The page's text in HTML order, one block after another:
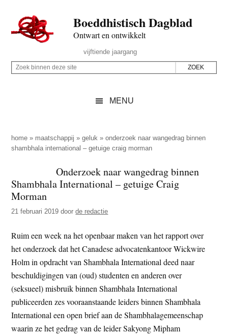
naar
de
inhoud
secondary
naar
de
sidebar
naar
de
Boeddhistisch Dagblad
Ontwart en ontwikkelt
Rechts
vijftiende jaargang
Z
p
d
z
e
s
t
e
Z
i
n
n
d
e
e
s
i
t
e
MENU
home » maatschappij »geluk »onderzoek naar wangedrag binnen
shambhala international – getuige craig morman
Onderzoek naar wangedrag binnen
Shambhala International – getuige Craig
Morman
21 februari 2019 doorde redactie
Ruim een week na het openbaar maken van het rapport over
het onderzoek dat het Canadese advocatenkantoor Wickwire
Holm in opdracht van Shambhala International deed naar
beschuldigingen van (oud) studenten en anderen over
(seksueel) misbruik binnen Shambhala International
publiceerden zes vooraanstaande leiders binnen Shambhala
International een open brief aan de Shambhalagemeenschap
waarin ze het gedrag van de leider Sakyong Mipham